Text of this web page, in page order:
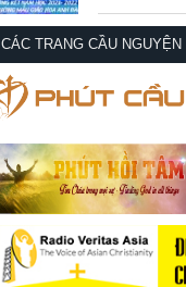
CÁC TRANG CẦU NGUYỆN